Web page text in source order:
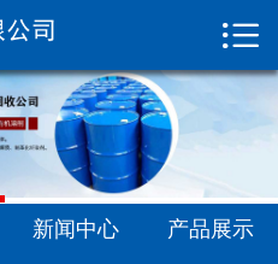
关于我们
新闻中心
产品展示

新闻中心 产品展示